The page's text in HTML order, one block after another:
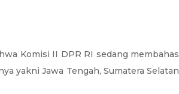
Komisi II DPR RI sedang membahas
yakni Jawa Tengah, Sumatera Selatan